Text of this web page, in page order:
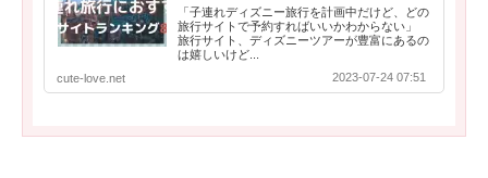
「子連れディズニー旅行を計画中だけど、どの
旅行サイトで予約すればいいかわからない」
旅行サイト、ディズニーツアーが豊富にあるの
は嬉しいけど...
cute-love.net
2023-07-24 07:51